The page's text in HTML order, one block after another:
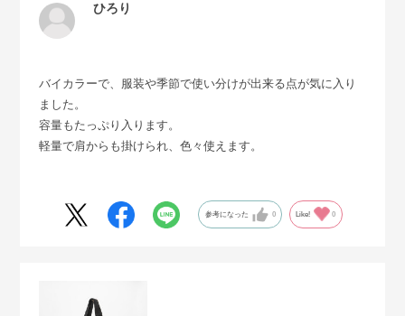
ひろり
バイカラーで、服装や季節で使い分けが出来る点が気に入り
ました。
容量もたっぷり入ります。
軽量で肩からも掛けられ、色々使えます。
参考になった 0 Like! 0